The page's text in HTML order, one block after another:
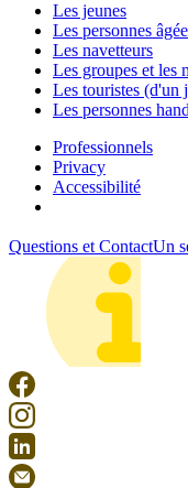
Les jeunes
Les personnes
Les navetteurs
Les groupes et les
Les touristes (d'un
Les personnes
Professionnels
Privacy
Accessibilité
Questions et ContactUn